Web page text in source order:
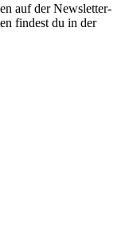
auf der Newsletter-
findest du in der